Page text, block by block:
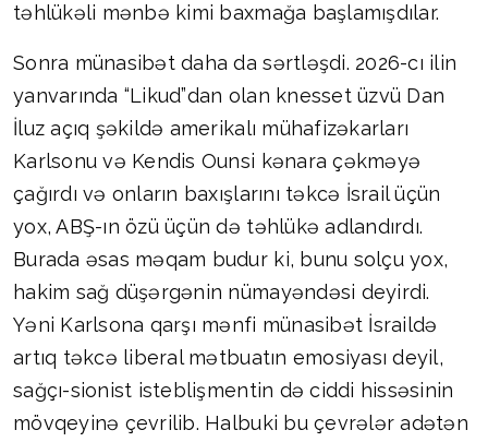
təhlükəli mənbə kimi baxmağa başlamışdılar.
Sonra münasibət daha da sərtləşdi. 2026-cı ilin
yanvarında “Likud”dan olan knesset üzvü Dan
İluz açıq şəkildə amerikalı mühafizəkarları
Karlsonu və Kendis Ounsi kənara çəkməyə
çağırdı və onların baxışlarını təkcə İsrail üçün
yox, ABŞ-ın özü üçün də təhlükə adlandırdı.
Burada əsas məqam budur ki, bunu solçu yox,
hakim sağ düşərgənin nümayəndəsi deyirdi.
Yəni Karlsona qarşı mənfi münasibət İsraildə
artıq təkcə liberal mətbuatın emosiyası deyil,
sağçı-sionist isteblişmentin də ciddi hissəsinin
mövqeyinə çevrilib. Halbuki bu çevrələr adətən